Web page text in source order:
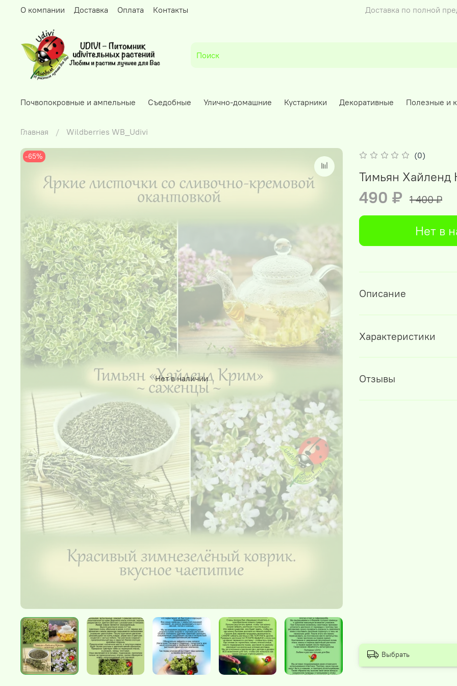
О компании Доставка Оплата Контакты Доставка по полной
Почвопокровные и ампельные Съедобные Улично-домашние Кустарники Декоративные Полезные и
Главная Wildberries WB_Udivi
Нет в наличии
-65% (0)
Тимьян Хайленд
490 ₽ 1 400 ₽
Нет в
Описание
Характеристики
Отзывы
Выбрать